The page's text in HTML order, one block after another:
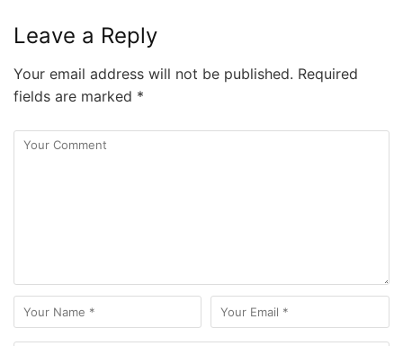
Leave a Reply
Your email address will not be published. Required
fields are marked *